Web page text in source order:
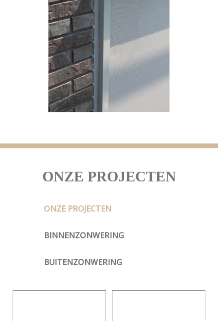
ONZE PROJECTEN
ONZE PROJECTEN
BINNENZONWERING
BUITENZONWERING